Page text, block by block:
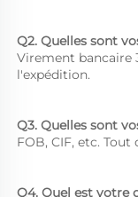
Q2. Quelles sont
Virement bancaire
l'expédition.
Q3. Quelles sont
FOB, CIF, etc.
Q4. Quel est votre